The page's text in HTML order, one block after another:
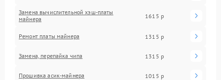
Замена вычислительной хэш-платы
майнера
1615 р
Ремонт платы майнера 1315 р
Замена, перепайка чипа 1315 р
Прошивка асик-майнера 1015 р